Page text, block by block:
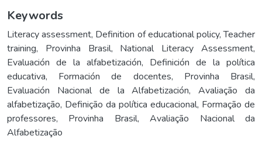
Keywords
Literacy assessment, Definition of educational policy,Teacher
training, Provinha Brasil, National Literacy Assessment,
Evaluación de la alfabetización, Definición de la política
educativa, Formación de docentes, Provinha Brasil,
Evaluación Nacional de la Alfabetización,Avaliação da
alfabetização, Definição da política educacional, Formação de
professores, Provinha Brasil,Avaliação Nacional da
Alfabetização